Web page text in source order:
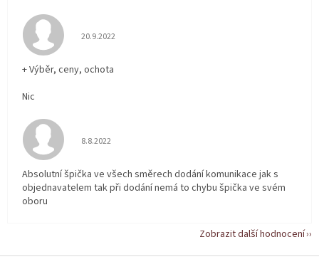
Hodnocení obchodu je 5 z 5 hvězdiček.
20.9.2022
+ Výběr, ceny, ochota
Nic
Hodnocení obchodu je 5 z 5 hvězdiček.
8.8.2022
Absolutní špička ve všech směrech dodání komunikace jak s
objednavatelem tak při dodání nemá to chybu špička ve svém
oboru
Zobrazit další hodnocení
Z